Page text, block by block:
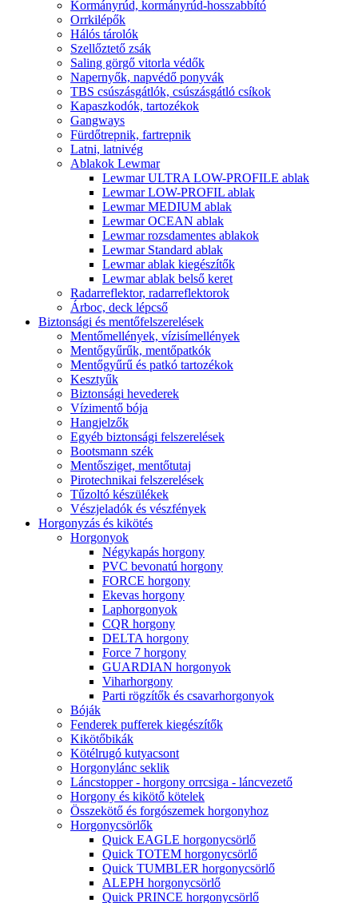
Kormányrúd, kormányrúd-hosszabbító
Orrkilépők
Hálós tárolók
Szellőztető zsák
Saling görgő vitorla védők
Napernyők, napvédő ponyvák
TBS csúszásgátlók, csúszásgátló csíkok
Kapaszkodók, tartozékok
Gangways
Fürdőtrepnik, fartrepnik
Latni, latnivég
Ablakok Lewmar
Lewmar ULTRA LOW-PROFILE ablak
Lewmar LOW-PROFIL ablak
Lewmar MEDIUM ablak
Lewmar OCEAN ablak
Lewmar rozsdamentes ablakok
Lewmar Standard ablak
Lewmar ablak kiegészítők
Lewmar ablak belső keret
Radarreflektor, radarreflektorok
Árboc, deck lépcső
Biztonsági és mentőfelszerelések
Mentőmellények, vízisímellények
Mentőgyűrűk, mentőpatkók
Mentőgyűrű és patkó tartozékok
Kesztyűk
Biztonsági hevederek
Vízimentő bója
Hangjelzők
Egyéb biztonsági felszerelések
Bootsmann szék
Mentősziget, mentőtutaj
Pirotechnikai felszerelések
Tűzoltó készülékek
Vészjeladók és vészfények
Horgonyzás és kikötés
Horgonyok
Négykapás horgony
PVC bevonatú horgony
FORCE horgony
Ekevas horgony
Laphorgonyok
CQR horgony
DELTA horgony
Force 7 horgony
GUARDIAN horgonyok
Viharhorgony
Parti rögzítők és csavarhorgonyok
Bóják
Fenderek pufferek kiegészítők
Kikötőbikák
Kötélrugó kutyacsont
Horgonylánc seklik
Láncstopper - horgony orrcsiga - láncvezető
Horgony és kikötő kötelek
Összekötő és forgószemek horgonyhoz
Horgonycsörlők
Quick EAGLE horgonycsörlő
Quick TOTEM horgonycsörlő
Quick TUMBLER horgonycsörlő
ALEPH horgonycsörlő
Quick PRINCE horgonycsörlő